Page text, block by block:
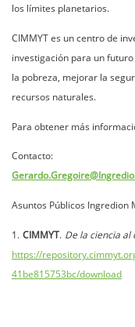
los límites planetarios.
CIMMYT es un centro de
investigación para un
la pobreza, mejorar la
recursos naturales.
Para obtener más
Contacto:
Asuntos Públicos Ingredion
1. CIMMYT. De la ciencia
https://
41be815753bc/download